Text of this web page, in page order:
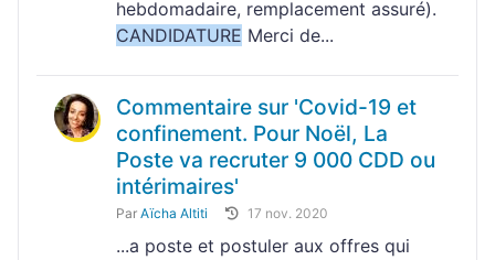
hebdomadaire, remplacement assuré).
CANDIDATURE Merci de...
Commentaire sur 'Covid-19 et
confinement. Pour Noël, La
Poste va recruter 9 000 CDD ou
intérimaires'
Par Aïcha Altiti 17 nov. 2020
...a poste et postuler aux offres qui